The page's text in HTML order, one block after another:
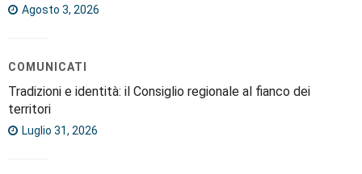
Agosto 3, 2026
COMUNICATI
Tradizioni e identità: il Consiglio regionale al fianco dei
territori
Luglio 31, 2026